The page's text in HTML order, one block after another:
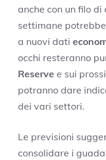
anche con un filo
settimane
a nuovi dati
occhi resteranno
Reserve e sui
potranno dare
dei vari settori.
Le previsioni
consolidare i